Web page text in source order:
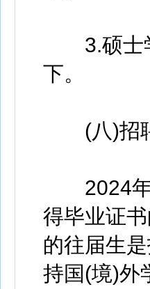
3.硕士学
下。
(八)招聘
2024年
得毕业证
的往届生
持国(境)外